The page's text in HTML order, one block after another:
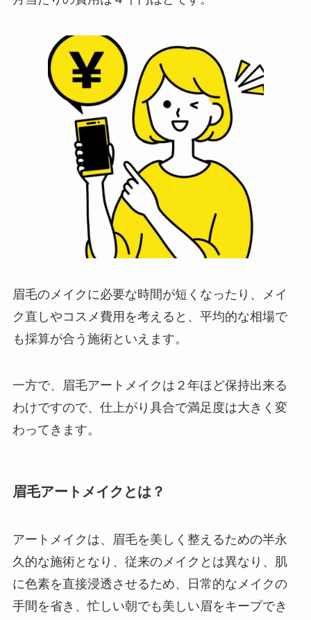
眉毛のメイクに必要な時間が短くなったり、メイ
ク直しやコスメ費用を考えると、平均的な相場で
も採算が合う施術といえます。
一方で、眉毛アートメイクは２年ほど保持出来る
わけですので、仕上がり具合で満足度は大きく変
わってきます。
眉毛アートメイクとは？
アートメイクは、眉毛を美しく整えるための半永
久的な施術となり、従来のメイクとは異なり、肌
に色素を直接浸透させるため、日常的なメイクの
手間を省き、忙しい朝でも美しい眉をキープでき